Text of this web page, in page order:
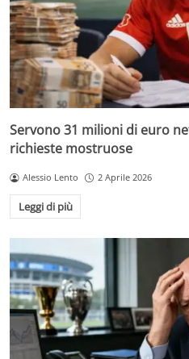
Servono 31 milioni di euro
richieste mostruose
Alessio Lento 2 Aprile 2026
Leggi di più